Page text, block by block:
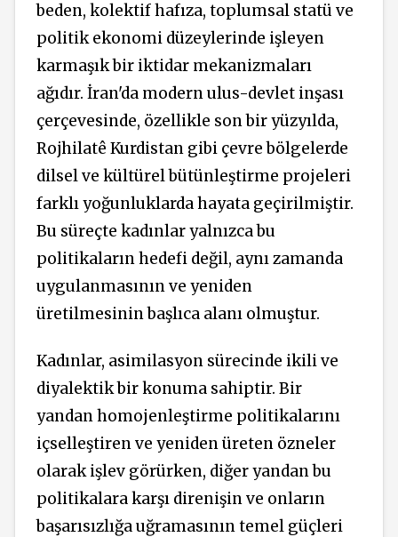
beden, kolektif hafıza, toplumsal statü ve
politik ekonomi düzeylerinde işleyen
karmaşık bir iktidar mekanizmaları
ağıdır. İran'da modern ulus-devlet inşası
çerçevesinde, özellikle son bir yüzyılda,
Rojhilatê Kurdistan gibi çevre bölgelerde
dilsel ve kültürel bütünleştirme projeleri
farklı yoğunluklarda hayata geçirilmiştir.
Bu süreçte kadınlar yalnızca bu
politikaların hedefi değil, aynı zamanda
uygulanmasının ve yeniden
üretilmesinin başlıca alanı olmuştur.
Kadınlar, asimilasyon sürecinde ikili ve
diyalektik bir konuma sahiptir. Bir
yandan homojenleştirme politikalarını
içselleştiren ve yeniden üreten özneler
olarak işlev görürken, diğer yandan bu
politikalara karşı direnişin ve onların
başarısızlığa uğramasının temel güçleri